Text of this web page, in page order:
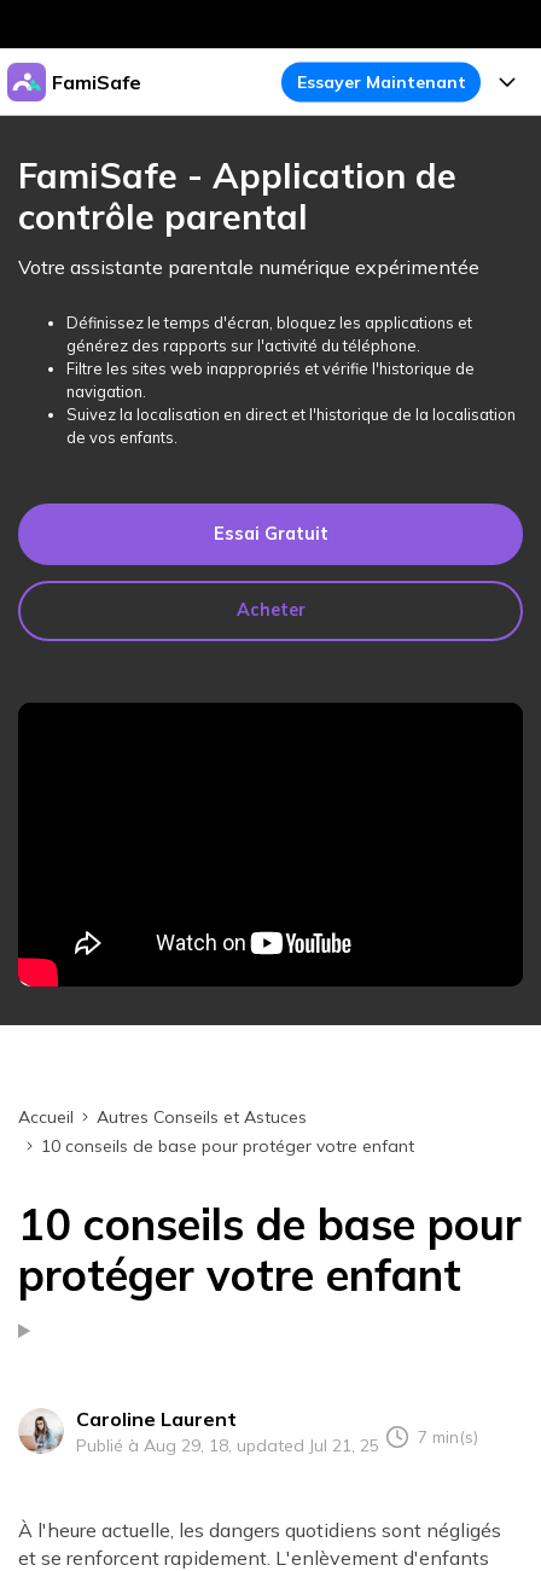
Produits phares
Utilité
Aperçu
Solutions
Actualités
Boutique
Support
FamiSafe Essayer Maintenant
FamiSafe
Protégez la Vie Numérique de Vos Enfants
Essai Gratuit
FamiSafe pour Écoles
Essai Gratuit
Fonctionnalités
Activité de l'Appareil
Service de Localisation
Blog
Traceur de Localisation
Temps d'Écran
Blocage d'Apps
Lire Plus>
Ressources
Thèmes Phares
Guide FamiSafe
Tarifs
FamiSafe - Application de
contrôle parental
Votre assistante parentale numérique expérimentée
Définissez le temps d'écran, bloquez les applications et
générez des rapports sur l'activité du téléphone.
Filtre les sites web inappropriés et vérifie l'historique de
navigation.
Suivez la localisation en direct et l'historique de la localisation
de vos enfants.
Essai Gratuit
Acheter
Accueil
Autres Conseils et Astuces
10 conseils de base pour protéger votre enfant
10 conseils de base pour
protéger votre enfant
Caroline Laurent
Publié à Aug 29, 18, updated Jul 21, 25 7 min(s)
À l'heure actuelle, les dangers quotidiens sont négligés
et se renforcent rapidement. L'enlèvement d'enfants